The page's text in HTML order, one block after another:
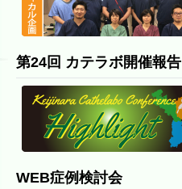
第24回 カテラボ開催報告
WEB症例検討会